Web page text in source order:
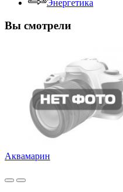
Энергетика
Вы смотрели
Аквамарин